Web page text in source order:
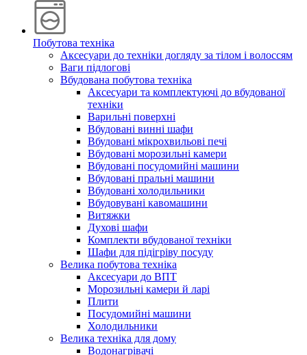
Побутова техніка
Аксесуари до техніки догляду за тілом і волоссям
Ваги підлогові
Вбудована побутова техніка
Аксесуари та комплектуючі до вбудованої
техніки
Варильні поверхні
Вбудовані винні шафи
Вбудовані мікрохвильові печі
Вбудовані морозильні камери
Вбудовані посудомийні машини
Вбудовані пральні машини
Вбудовані холодильники
Вбудовувані кавомашини
Витяжки
Духові шафи
Комплекти вбудованої техніки
Шафи для підігріву посуду
Велика побутова техніка
Аксесуари до ВПТ
Морозильні камери й ларі
Плити
Посудомийні машини
Холодильники
Велика техніка для дому
Водонагрівачі